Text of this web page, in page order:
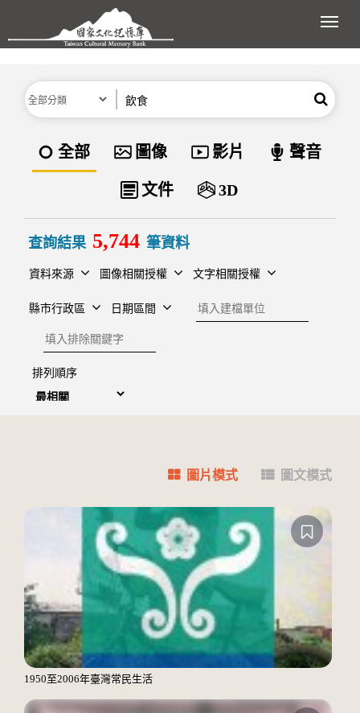
跳到主要內容區塊
展
分類 搜尋
資料類型
全部 圖像 影片 聲音
文件 3D
查詢結果 5,744 筆資料
資料來源 圖像相關授權 文字相關授權
縣市行政區 日期區間
建檔單位
排除關鍵字
排列順序
圖片模式 圖文模式
1950至2006年臺灣常民生活